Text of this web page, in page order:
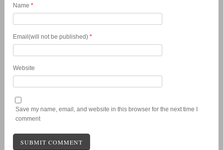
Name*
Email(will not be published)*
Website
Save my name, email, and website in this browser for the next time I
comment